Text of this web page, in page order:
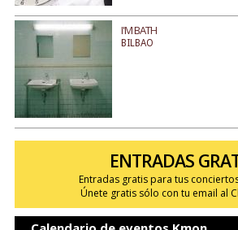
I'M BATH
BILBAO
ENTRADAS
Entradas gratis para tus
Únete gratis sólo con tu email al